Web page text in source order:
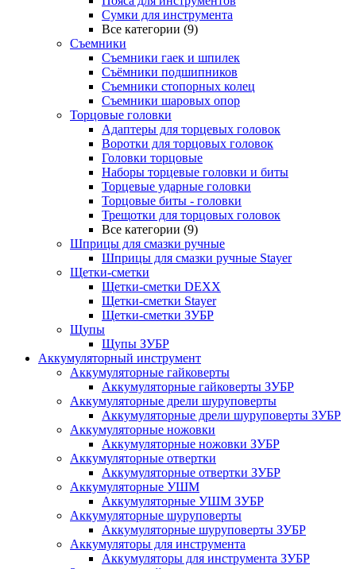
Сумки для инструмента
Все категории (9)
Съемники
Съемники гаек и шпилек
Съёмники подшипников
Съемники стопорных колец
Съемники шаровых опор
Торцовые головки
Адаптеры для торцевых головок
Воротки для торцовых головок
Головки торцовые
Наборы торцевые головки и биты
Торцевые ударные головки
Торцовые биты - головки
Трещотки для торцовых головок
Все категории (9)
Шприцы для смазки ручные
Шприцы для смазки ручные Stayer
Щетки-сметки
Щетки-сметки DEXX
Щетки-сметки Stayer
Щетки-сметки ЗУБР
Щупы
Щупы ЗУБР
Аккумуляторный инструмент
Аккумуляторные гайковерты
Аккумуляторные гайковерты ЗУБР
Аккумуляторные дрели шуруповерты
Аккумуляторные дрели шуруповерты ЗУБР
Аккумуляторные ножовки
Аккумуляторные ножовки ЗУБР
Аккумуляторные отвертки
Аккумуляторные отвертки ЗУБР
Аккумуляторные УШМ
Аккумуляторные УШМ ЗУБР
Аккумуляторные шуруповерты
Аккумуляторные шуруповерты ЗУБР
Аккумуляторы для инструмента
Аккумуляторы для инструмента ЗУБР